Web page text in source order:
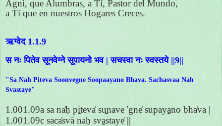
Agni, que Alumbras, a Tí, Pastor del Mundo,
a Tí que en nuestros Hogares Creces.
ऋग्वेद 1.1.9
स नः पितेव सूनवेग्ने सूपायनो भव | सचस्वा नः स्वस्तये ||9||
"Sa Nah Piteva Soonvegne Soopaayano Bhava. Sachasvaa Nah
Svastaye"
1.001.09a sa na̍ḥ pi̱teva̍ sū̱nave 'gne̍ sūpāya̱no bha̍va |
1.001.09c saca̍svā naḥ sva̱staye̍ ||